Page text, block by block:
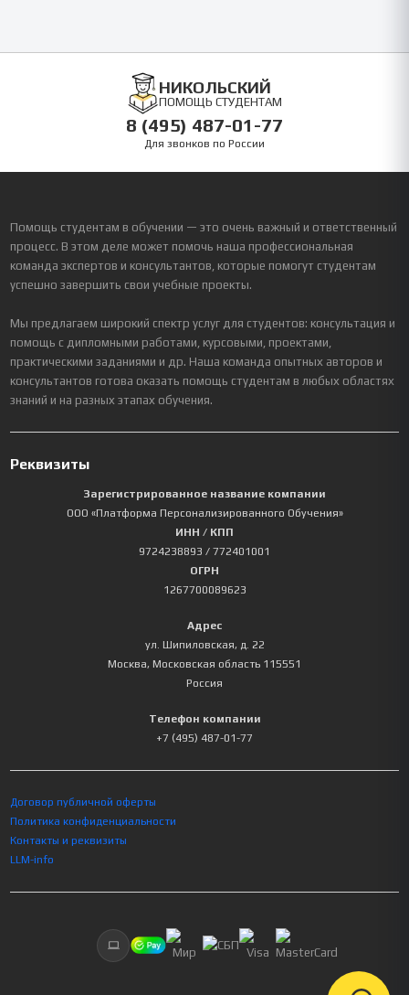
НИКОЛЬСКИЙ
ПОМОЩЬ СТУДЕНТАМ
8 (495) 487-01-77
Для звонков по России
Помощь студентам в обучении — это очень важный и ответственный
процесс. В этом деле может помочь наша профессиональная
команда экспертов и консультантов, которые помогут студентам
успешно завершить свои учебные проекты.
Мы предлагаем широкий спектр услуг для студентов: консультация и
помощь с дипломными работами, курсовыми, проектами,
практическими заданиями и др. Наша команда опытных авторов и
консультантов готова оказать помощь студентам в любых областях
знаний и на разных этапах обучения.
Реквизиты
Зарегистрированное название компании
ООО «Платформа Персонализированного Обучения»
ИНН / КПП
9724238893 / 772401001
ОГРН
1267700089623
Адрес
ул. Шипиловская, д. 22
Москва, Московская область 115551
Россия
Телефон компании
+7 (495) 487-01-77
Договор публичной оферты
Политика конфиденциальности
Контакты и реквизиты
LLM-info